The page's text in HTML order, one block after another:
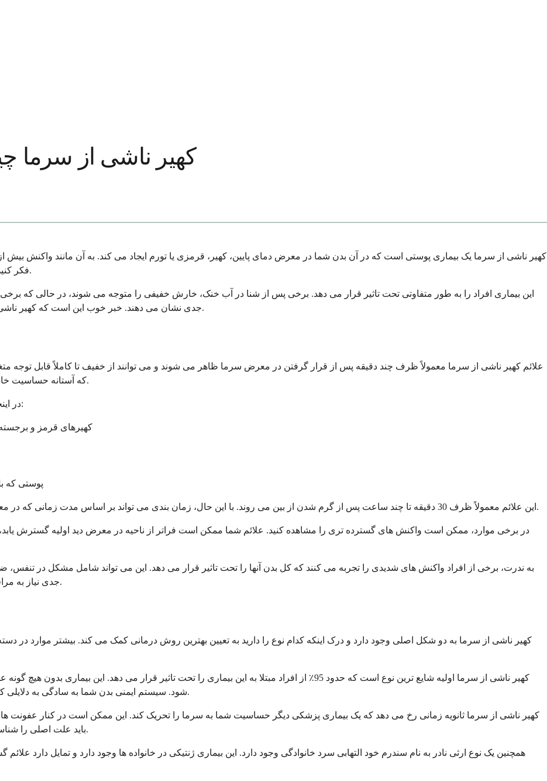
کهیر ناشی از سرما
کهیر ناشی از سرما یک بیماری پوستی است که در آن بدن شما در معرض دمای پایین، کهیر، قرمزی یا تورم ایجاد می کند. به آن مانند واکنش
فکر کنید، که آنها را به عنوان تهدید تلقی می کند، حتی اگر بی ضرر باشند.
این بیماری افراد را به طور متفاوتی تحت تاثیر قرار می دهد. برخی پس از شنا در آب خنک، خارش خفیفی را متوجه می شوند، در حالی که
جدی نشان می دهند. خبر خوب این است که کهیر ناشی از سرما با رویکرد درست و راهنمایی پزشکی قابل کنترل است.
علائم کهیر ناشی از سرما معمولاً ظرف چند دقیقه پس از قرار گرفتن در معرض سرما ظاهر می شوند و می توانند از خفیف تا کاملاً قابل توجه
که آستانه حساسیت خاص شما را تحریک می کند، سیگنال های اضطراب ارسال می کند.
در اینجا شایع ترین علائمی که ممکن است تجربه کنید آورده شده است:
کهیرهای قرمز و
پوستی که
این علائم معمولاً ظرف 30 دقیقه تا چند ساعت پس از گرم شدن از بین می روند. با این حال، زمان بندی می تواند بر اساس مدت زمانی که در معرض سرما قرار گرفته اید و حساسیت پوست شما متفاوت باشد.
در برخی موارد، ممکن است واکنش های گسترده تری را مشاهده کنید. علائم شما ممکن است فراتر از ناحیه در معرض دید اولیه گسترش
به ندرت، برخی از افراد واکنش های شدیدی را تجربه می کنند که کل بدن آنها را تحت تاثیر قرار می دهد. این می تواند شامل مشکل در
جدی نیاز به مراقبت فوری پزشکی دارند، زیرا می توانند تهدید کننده زندگی باشند.
کهیر ناشی از سرما به دو شکل اصلی وجود دارد و درک اینکه کدام نوع را دارید به تعیین بهترین روش درمانی کمک می کند. بیشتر موارد در
کهیر ناشی از سرما اولیه شایع ترین نوع است که حدود 95٪ از افراد مبتلا به این بیماری را تحت تاثیر قرار می
شود. سیستم ایمنی بدن شما به سادگی به دلایلی که هنوز کاملاً شناخته نشده است، به دمای پایین حساس می شود.
کهیر ناشی از سرما ثانویه زمانی رخ می دهد که یک بیماری پزشکی دیگر حساسیت شما به سرما را تحریک کند. این ممکن است در کنار عفونت ها،
باید علت اصلی را شناسایی و درمان کند تا به کنترل علائم کهیر ناشی از سرما کمک کند.
همچنین یک نوع ارثی نادر به نام سندرم خود التهابی سرد خانوادگی وجود دارد. این بیماری ژنتیکی در خانواده ها وجود دارد و تمایل دارد